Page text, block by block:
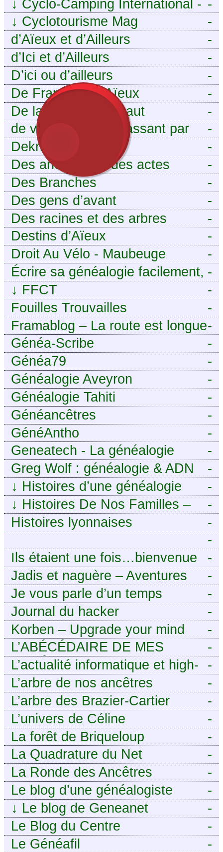
-
↓ Cyclo-Camping International -
Le voyage à vélo
-
↓ Cyclotourisme Mag
-
d’Aïeux et d’Ailleurs
-
d’Ici et d’Ailleurs
-
D’ici ou d’ailleurs
-
De France et d’Aïeux
-
De la Baïse à l’Escaut
-
de vous aieux en passant par
moi
-
Dekri
-
Des ancêtres et des actes
-
Des Branches
-
Des gens d’avant
-
Des racines et des arbres
-
Destins d’Aïeux
-
Droit Au Vélo - Maubeuge
Sambre-Avesnois
-
Écrire sa généalogie facilement,
sans stress avec Généalordi
-
↓ FFCT
-
Fouilles Trouvailles
-
Framablog – La route est longue
mais la voie est libre…
-
Généa-Scribe
-
Généa79
-
Généalogie Aveyron
-
Généalogie Tahiti
-
Généancêtres
-
GénéAntho
-
Geneatech - La généalogie
numérique à portée de tous
-
Greg Wolf : généalogie & ADN
-
↓ Histoires d’une généalogie
Léonarde
-
↓ Histoires De Nos Familles –
Blog de généalogie
-
Histoires lyonnaises
-
https://
-
Ils étaient une fois…bienvenue
chez mes ancêtres. – Une
histoire tourangelle, mais pas
seulement.
-
Jadis et naguère – Aventures
généalogiques de l’Atlantique
aux contreforts des Alpes
-
Je vous parle d’un temps
-
Journal du hacker
-
Korben – Upgrade your mind
-
L’ABÉCÉDAIRE DE MES
ANCÊTRES – Tout ce que
j’aurais aimé savoir sur ma
famille mais n’ai jamais osé
demander
-
L’actualité informatique et high-
tech pour décideurs IT.
-
L’arbre de nos ancêtres
-
L’arbre des Brazier-Cartier
-
L’univers de Céline
-
La forêt de Briqueloup
-
La Quadrature du Net
-
La Ronde des Ancêtres
-
Le blog d’une généalogiste
-
↓ Le blog de Geneanet
-
Le Blog du Centre
Généalogique de Touraine -
-
Le Généafil